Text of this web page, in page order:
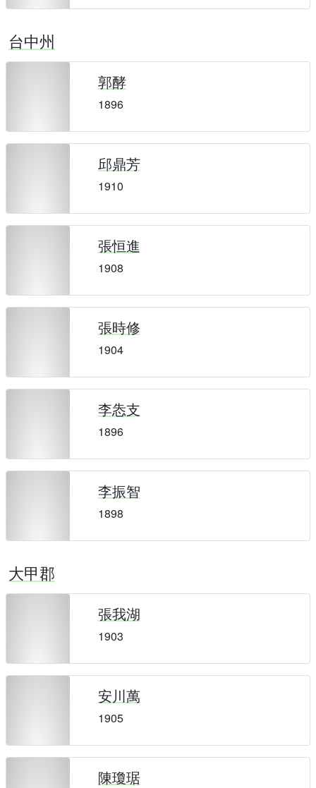
台中州
郭酵
1896
邱鼎芳
1910
張恒進
1908
張時修
1904
李怣支
1896
李振智
1898
大甲郡
張我湖
1903
安川萬
1905
陳瓊琚